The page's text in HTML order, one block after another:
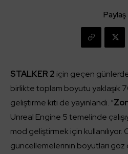
Paylaş
STALKER 2 için geçen
birlikte toplam boyutu yaklaşık
geliştirme kiti de yayınlandı. “
Unreal Engine 5 temelinde
mod geliştirmek için kullanılıyor.
güncellemelerinin boyutları göz